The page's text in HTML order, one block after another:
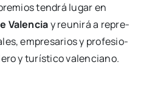
ten­drá lugar en
Valen­ciay reu­ni­rá a repre­
empre­sa­rios y pro­fe­sio­
y turís­ti­co valen­ciano.